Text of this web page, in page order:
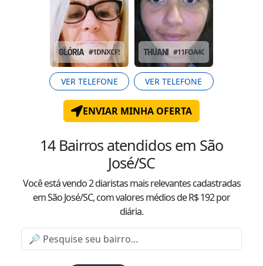
GLÓRIA #1DNXCFSI
VER TELEFONE
THUANI #11FOA4O7
VER TELEFONE
ENVIAR MINHA OFERTA
14 Bairros atendidos em São
José/SC
Você está vendo2diaristas mais relevantes cadastradas
em São José/SC, com valoresmédiosde R$192por
diária.